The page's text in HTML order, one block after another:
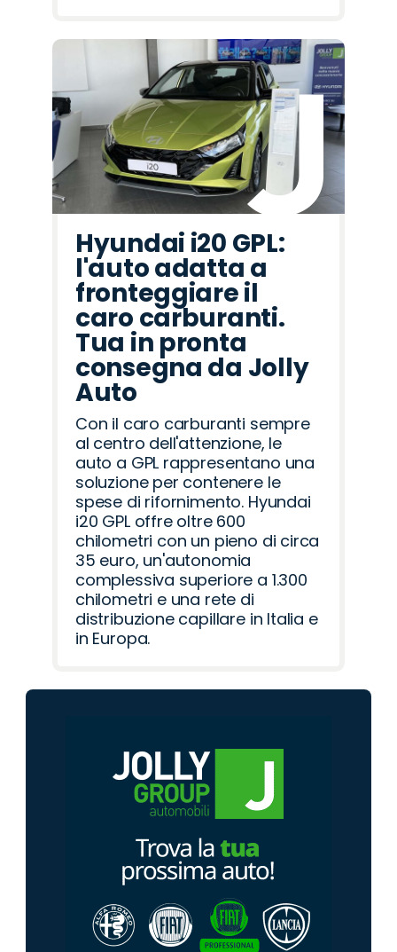
Hyundai i20 GPL:
l'auto adatta a
fronteggiare il
caro carburanti.
Tua in pronta
consegna da Jolly
Auto
Con il caro carburanti sempre
al centro dell'attenzione, le
auto a GPL rappresentano una
soluzione per contenere le
spese di rifornimento. Hyundai
i20 GPL offre oltre 600
chilometri con un pieno di circa
35 euro, un'autonomia
complessiva superiore a 1.300
chilometri e una rete di
distribuzione capillare in Italia e
in Europa.